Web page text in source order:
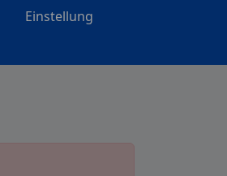
Einstellung